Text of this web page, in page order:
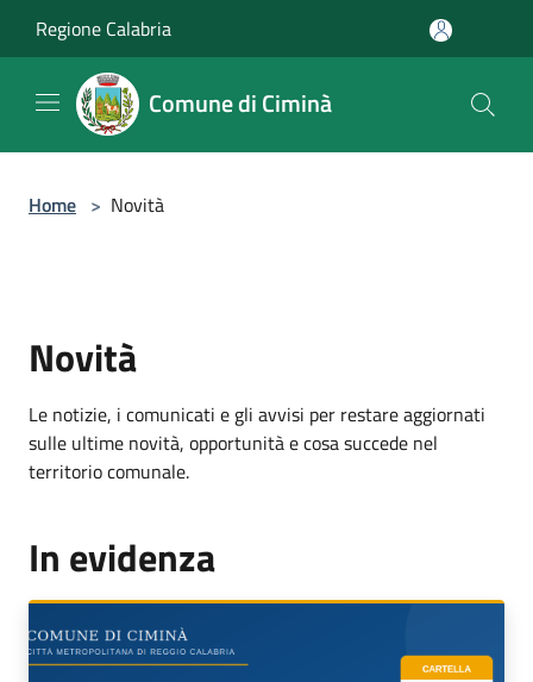
Regione Calabria
Comune di Ciminà
Home > Novità
Novità
Le notizie, i comunicati e gli avvisi per restare aggiornati
sulle ultime novità, opportunità e cosa succede nel
territorio comunale.
In evidenza